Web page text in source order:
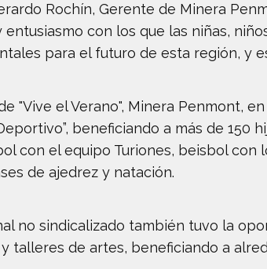
Rochín, Gerente de Minera
entusiasmo con los que las niñas,
para el futuro de esta región, y
"Vive el Verano", Minera Penmont,
beneficiando a más de
con el equipo Turiones, beisbol con
de ajedrez y natación.
no sindicalizado también tuvo la
talleres de artes, beneficiando a